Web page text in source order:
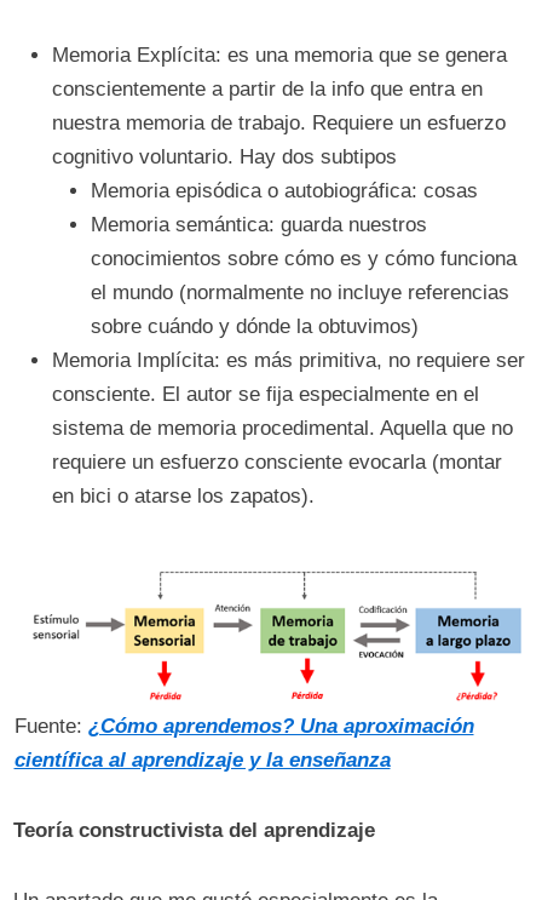
Memoria Explícita: es una memoria que se genera
conscientemente a partir de la info que entra en
nuestra memoria de trabajo. Requiere un esfuerzo
cognitivo voluntario. Hay dos subtipos
Memoria episódica o autobiográfica: cosas
Memoria semántica: guarda nuestros
conocimientos sobre cómo es y cómo funciona
el mundo (normalmente no incluye referencias
sobre cuándo y dónde la obtuvimos)
Memoria Implícita: es más primitiva, no requiere ser
consciente. El autor se fija especialmente en el
sistema de memoria procedimental. Aquella que no
requiere un esfuerzo consciente evocarla (montar
en bici o atarse los zapatos).
Fuente: ¿Cómo aprendemos? Una aproximación
científica al aprendizaje y la enseñanza
Teoría constructivista del aprendizaje